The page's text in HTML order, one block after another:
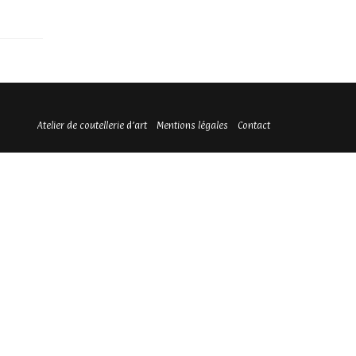
Atelier de coutellerie d’art Mentions légales Contact